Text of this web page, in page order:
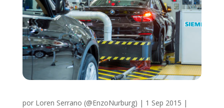
por Loren Serrano (@EnzoNurburg) | 1 Sep 2015 |